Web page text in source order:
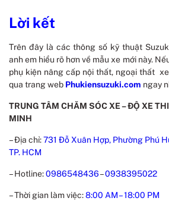
Lời kết
Trên đây là các thông số kỹ thuật
anh em hiểu rõ hơn về mẫu xe mới này.
phụ kiện nâng cấp nội thất, ngoại thất
qua trang web Phukiensuzuki.com ngay
TRUNG TÂM CHĂM SÓC XE – ĐỘ XE
MINH
– Địa chỉ:731 Đỗ Xuân Hợp, Phường Phú
TP. HCM
– Hotline:0986548436–0938395022
– Thời gian làm việc:8:00 AM – 18:00 PM